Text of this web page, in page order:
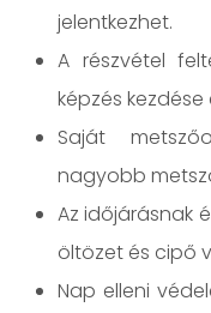
jelentkezhet.
A részvétel
képzés
Saját
nagyobb
Az időjárásnak
öltözet és cipő
Nap elleni